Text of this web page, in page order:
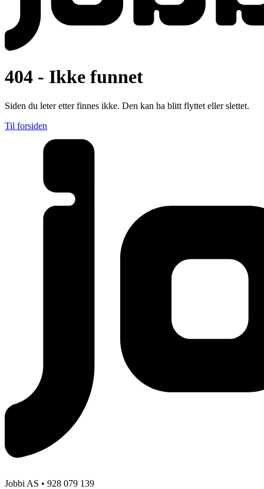
404 - Ikke funnet
Siden du leter etter finnes ikke. Den kan ha blitt flyttet eller slettet.
Til forsiden
Jobbi AS • 928 079 139